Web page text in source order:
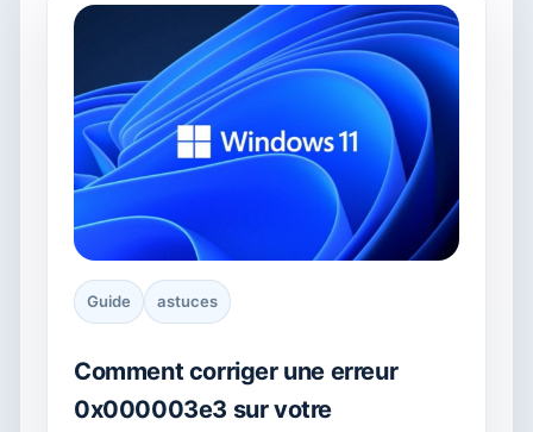
Guide astuces
Comment corriger une erreur
0x000003e3 sur votre